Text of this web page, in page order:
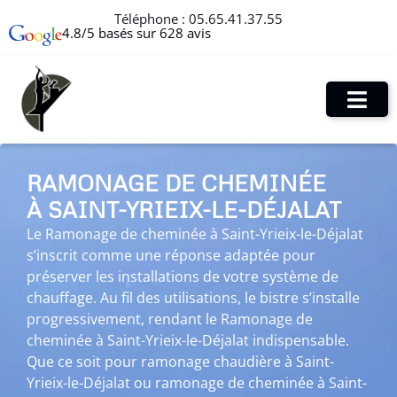
Téléphone : 05.65.41.37.55
4.8/5 basés sur 628 avis
RAMONAGE DE CHEMINÉE
À SAINT-YRIEIX-LE-DÉJALAT
Le Ramonage de cheminée à Saint-Yrieix-le-Déjalat
s’inscrit comme une réponse adaptée pour
préserver les installations de votre système de
chauffage. Au fil des utilisations, le bistre s’installe
progressivement, rendant le Ramonage de
cheminée à Saint-Yrieix-le-Déjalat indispensable.
Que ce soit pour ramonage chaudière à Saint-
Yrieix-le-Déjalat ou ramonage de cheminée à Saint-